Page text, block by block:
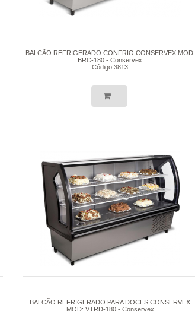
BALCÃO REFRIGERADO CONFRIO CONSERVEX MOD:
BRC-180 - Conservex
Código 3813
BALCÃO REFRIGERADO PARA DOCES CONSERVEX
MOD: VTRD-180 - Conservex